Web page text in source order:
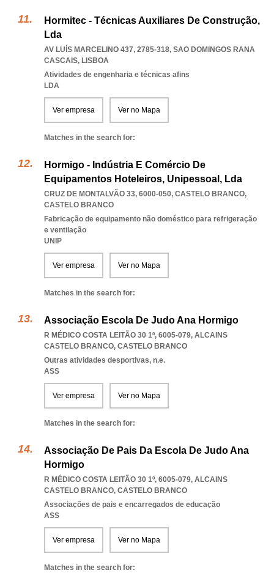
Hormitec - Técnicas Auxiliares De Construção,
Lda
AV LUÍS MARCELINO 437, 2785-318, SAO DOMINGOS RANA
CASCAIS, LISBOA
Atividades de engenharia e técnicas afins
LDA
Ver empresa Ver no Mapa
Matches in the search for:
Hormigo - Indústria E Comércio De
Equipamentos Hoteleiros, Unipessoal, Lda
CRUZ DE MONTALVÃO 33, 6000-050, CASTELO BRANCO,
CASTELO BRANCO
Fabricação de equipamento não doméstico para refrigeração
e ventilação
UNIP
Ver empresa Ver no Mapa
Matches in the search for:
Associação Escola De Judo Ana Hormigo
R MÉDICO COSTA LEITÃO 30 1º, 6005-079, ALCAINS
CASTELO BRANCO, CASTELO BRANCO
Outras atividades desportivas, n.e.
ASS
Ver empresa Ver no Mapa
Matches in the search for:
Associação De Pais Da Escola De Judo Ana
Hormigo
R MÉDICO COSTA LEITÃO 30 1º, 6005-079, ALCAINS
CASTELO BRANCO, CASTELO BRANCO
Associações de pais e encarregados de educação
ASS
Ver empresa Ver no Mapa
Matches in the search for: